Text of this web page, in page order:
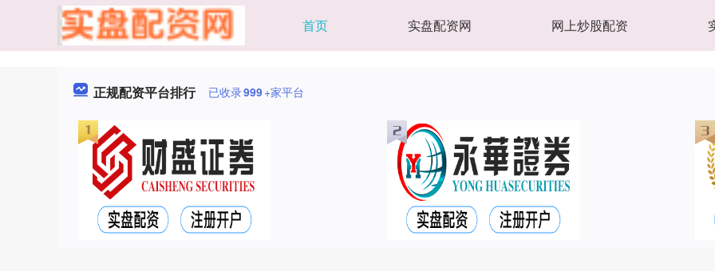
首页 实盘配资网 网上炒股配资
正规配资平台排行 已收录999+家平台